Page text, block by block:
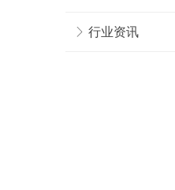
ꁕ 行业资讯